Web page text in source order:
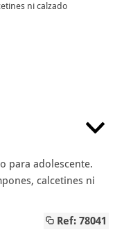
ni calzado
para adolescente.
calcetines ni
Ref: 78041